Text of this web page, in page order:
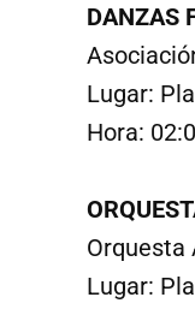
DANZAS
Lugar:
Hora:
Orquesta
Lugar: